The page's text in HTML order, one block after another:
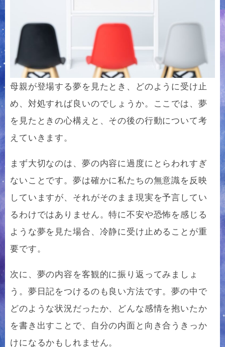
母親が登場する夢を見たとき、どのように受け止
め、対処すれば良いのでしょうか。ここでは、夢
を見たときの心構えと、その後の行動について考
えていきます。
まず大切なのは、夢の内容に過度にとらわれすぎ
ないことです。夢は確かに私たちの無意識を反映
していますが、それがそのまま現実を予言してい
るわけではありません。特に不安や恐怖を感じる
ような夢を見た場合、冷静に受け止めることが重
要です。
次に、夢の内容を客観的に振り返ってみましょ
う。夢日記をつけるのも良い方法です。夢の中で
どのような状況だったか、どんな感情を抱いたか
を書き出すことで、自分の内面と向き合うきっか
けになるかもしれません。